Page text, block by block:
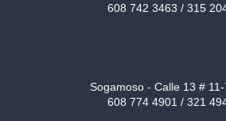
608 742 3463 / 315
Sogamoso - Calle 13 #
608 774 4901 / 321